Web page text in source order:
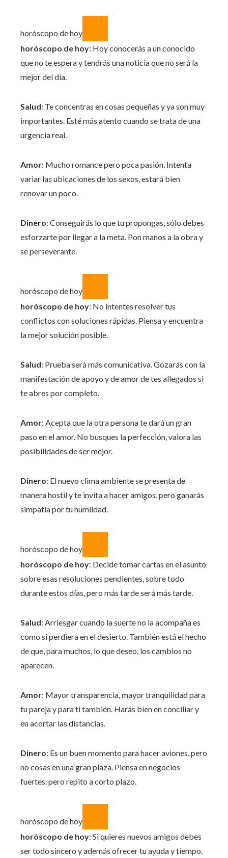
horóscopo de hoy
horóscopo de hoy: Hoy conocerás a un conocido
que no te espera y tendrás una noticia que no será la
mejor del día.
Salud: Te concentras en cosas pequeñas y ya son muy
importantes. Esté más atento cuando se trata de una
urgencia real.
Amor: Mucho romance pero poca pasión. Intenta
variar las ubicaciones de los sexos, estará bien
renovar un poco.
Dinero: Conseguirás lo que tu propongas, sólo debes
esforzarte por llegar a la meta. Pon manos a la obra y
se perseverante.
horóscopo de hoy
horóscopo de hoy: No intentes resolver tus
conflictos con soluciones rápidas. Piensa y encuentra
la mejor solución posible.
Salud: Prueba será más comunicativa. Gozarás con la
manifestación de apoyo y de amor de tes allegados si
te abres por completo.
Amor: Acepta que la otra persona te dará un gran
paso en el amor. No busques la perfección, valora las
posibilidades de ser mejor.
Dinero: El nuevo clima ambiente se presenta de
manera hostil y te invita a hacer amigos, pero ganarás
simpatía por tu humildad.
horóscopo de hoy
horóscopo de hoy: Decide tomar cartas en el asunto
sobre esas resoluciones pendientes, sobre todo
durante estos días, pero más tarde será más tarde.
Salud: Arriesgar cuando la suerte no la acompaña es
como si perdiera en el desierto. También está el hecho
de que, para muchos, lo que deseo, los cambios no
aparecen.
Amor: Mayor transparencia, mayor tranquilidad para
tu pareja y para ti también. Harás bien en conciliar y
en acortar las distancias.
Dinero: Es un buen momento para hacer aviones, pero
no cosas en una gran plaza. Piensa en negocios
fuertes. pero repito a corto plazo.
horóscopo de hoy
horóscopo de hoy: Si quieres nuevos amigos debes
ser todo sincero y además ofrecer tu ayuda y tiempo.